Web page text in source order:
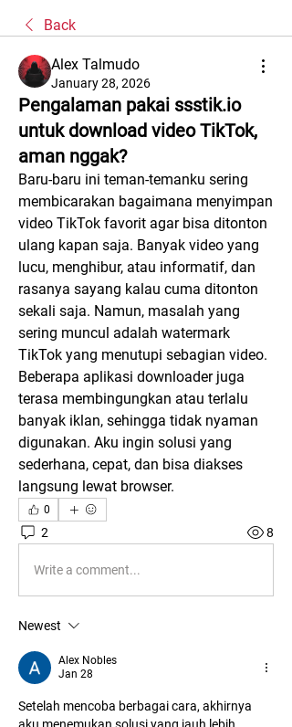
Back
Alex Talmudo
January 28, 2026
Pengalaman pakai ssstik.io
untuk download video TikTok,
aman nggak?
Baru-baru ini teman-temanku sering
membicarakan bagaimana menyimpan
video TikTok favorit agar bisa ditonton
ulang kapan saja. Banyak video yang
lucu, menghibur, atau informatif, dan
rasanya sayang kalau cuma ditonton
sekali saja. Namun, masalah yang
sering muncul adalah watermark
TikTok yang menutupi sebagian video.
Beberapa aplikasi downloader juga
terasa membingungkan atau terlalu
banyak iklan, sehingga tidak nyaman
digunakan. Aku ingin solusi yang
sederhana, cepat, dan bisa diakses
langsung lewat browser.
0
2 8
Write a comment...
Newest
Alex Nobles
Jan 28
Setelah mencoba berbagai cara, akhirnya